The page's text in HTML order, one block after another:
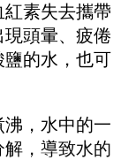
紅素失去攜帶
頭暈、疲倦
的水，也可
，水中的一
，導致水的